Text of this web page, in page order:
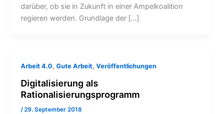
darüber, ob sie in Zukunft in einer Ampelkoalition
regieren werden. Grundlage der […]
Arbeit 4.0, Gute Arbeit, Veröffentlichungen
Digitalisierung als
Rationalisierungsprogramm
/29. September 2018